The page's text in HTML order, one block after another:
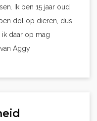
Ik ben 15 jaar oud
dol op dieren, dus
daar op mag
Aggy